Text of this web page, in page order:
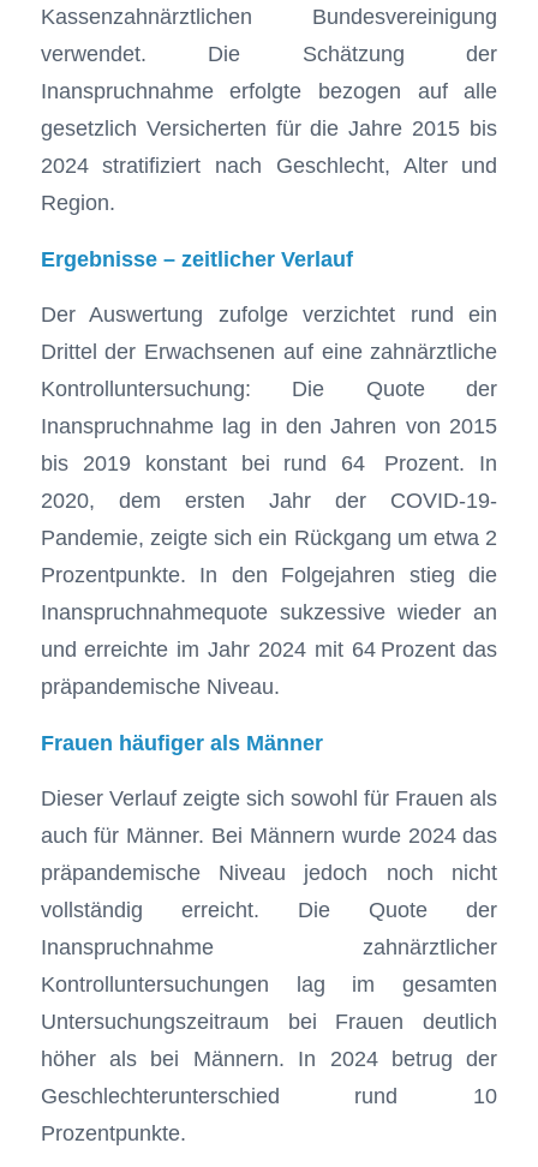
Kassenzahnärztlichen Bundesvereinigung
verwendet. Die Schätzung der
Inanspruchnahme erfolgte bezogen auf alle
gesetzlich Versicherten für die Jahre 2015 bis
2024 stratifiziert nach Geschlecht, Alter und
Region.
Ergebnisse – zeitlicher Verlauf
Der Auswertung zufolge verzichtet rund ein
Drittel der Erwachsenen auf eine zahnärztliche
Kontrolluntersuchung: Die Quote der
Inanspruchnahme lag in den Jahren von 2015
bis 2019 konstant bei rund 64 Prozent. In
2020, dem ersten Jahr der COVID-19-
Pandemie, zeigte sich ein Rückgang um etwa 2
Prozentpunkte. In den Folgejahren stieg die
Inanspruchnahmequote sukzessive wieder an
und erreichte im Jahr 2024 mit 64 Prozent das
präpandemische Niveau.
Frauen häufiger als Männer
Dieser Verlauf zeigte sich sowohl für Frauen als
auch für Männer. Bei Männern wurde 2024 das
präpandemische Niveau jedoch noch nicht
vollständig erreicht. Die Quote der
Inanspruchnahme zahnärztlicher
Kontrolluntersuchungen lag im gesamten
Untersuchungszeitraum bei Frauen deutlich
höher als bei Männern. In 2024 betrug der
Geschlechterunterschied rund 10
Prozentpunkte.